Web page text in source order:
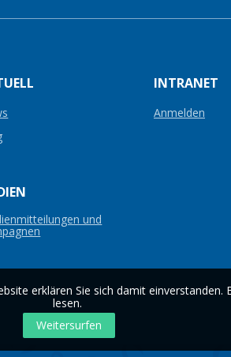
und
INTRANET
Anmelden
erklären Sie sich damit einverstanden.
lesen.
Weitersurfen